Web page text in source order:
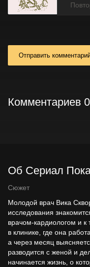
Отправить
Комментариев 0
Об Сериал Пока
Сюжет
Молодой врач Вика
исследования
врачом-кардиологом и
в клинике, где она
а через месяц
разводится с женой и
начинается жизнь, о